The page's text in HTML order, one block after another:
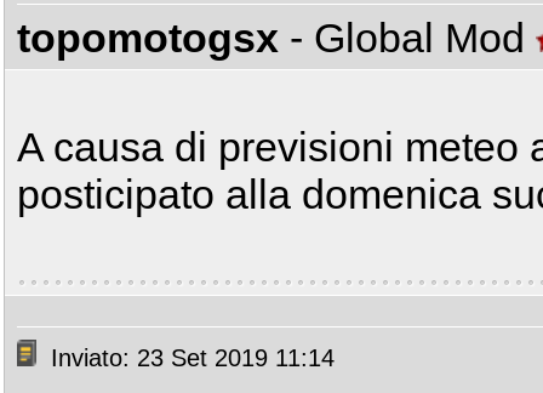
topomotogsx - Global Mod
A causa di previsioni meteo
posticipato alla domenica
Inviato: 23 Set 2019 11:14